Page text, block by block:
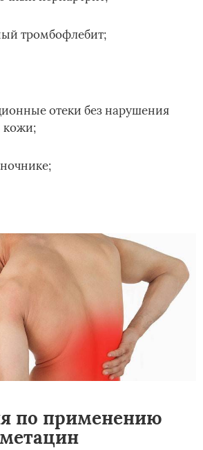
тромбофлебит;
отеки без нарушения
кожи;
по применению